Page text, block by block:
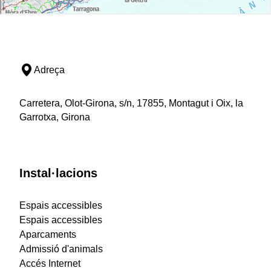
Adreça
Carretera, Olot-Girona, s/n, 17855, Montagut i Oix, la
Garrotxa, Girona
Instal·lacions
Espais accessibles
Espais accessibles
Aparcaments
Admissió d'animals
Accés Internet